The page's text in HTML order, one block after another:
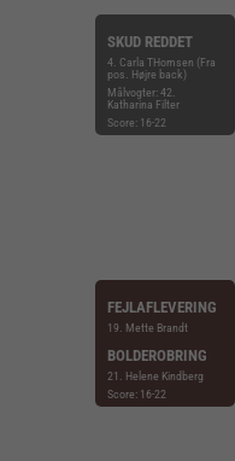
SKUD REDDET
4. Carla THomsen (Fra
pos. Højre back)
Målvogter: 42.
Katharina Filter
Score: 16-22
FEJLAFLEVERING
19. Mette Brandt
BOLDEROBRING
21. Helene Kindberg
Score: 16-22